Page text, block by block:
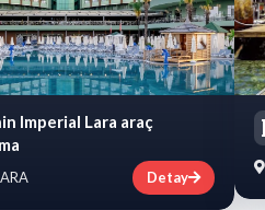
Imperial Lara araç
Detay